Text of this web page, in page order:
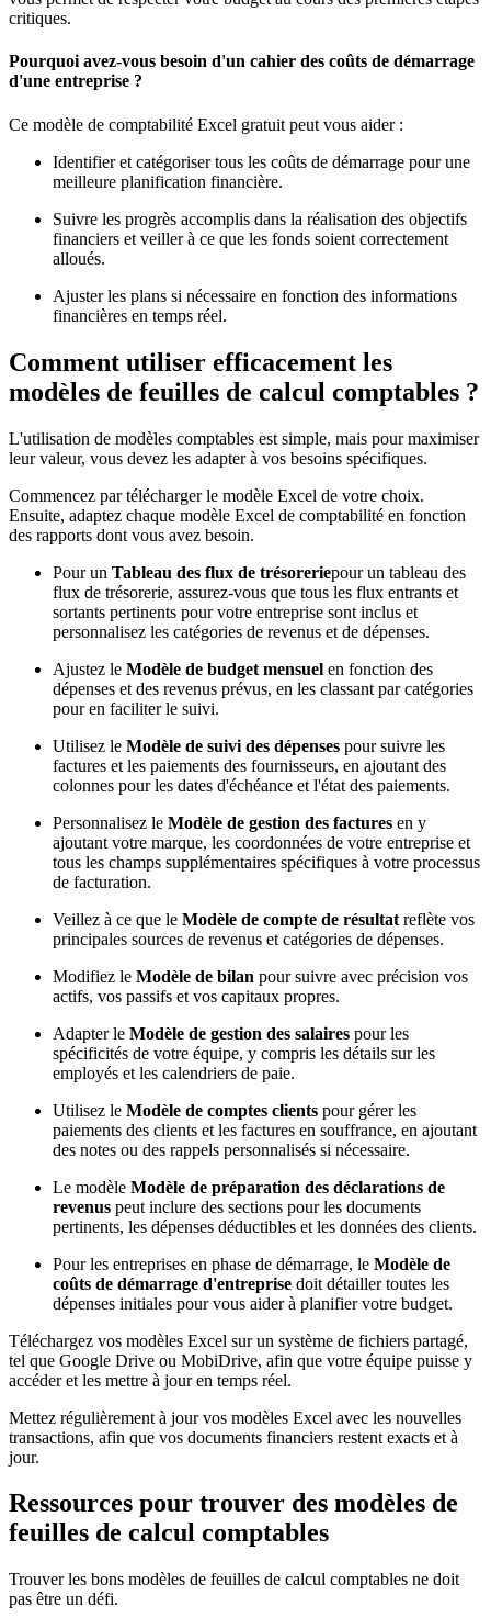
critiques.
Pourquoi avez-vous besoin d'un cahier des coûts de démarrage
d'une entreprise ?
Ce modèle de comptabilité Excel gratuit peut vous aider :
Identifier et catégoriser tous les coûts de démarrage pour une
meilleure planification financière.
Suivre les progrès accomplis dans la réalisation des objectifs
financiers et veiller à ce que les fonds soient correctement
alloués.
Ajuster les plans si nécessaire en fonction des informations
financières en temps réel.
Comment utiliser efficacement les
modèles de feuilles de calcul comptables ?
L'utilisation de modèles comptables est simple, mais pour maximiser
leur valeur, vous devez les adapter à vos besoins spécifiques.
Commencez par télécharger le modèle Excel de votre choix.
Ensuite, adaptez chaque modèle Excel de comptabilité en fonction
des rapports dont vous avez besoin.
Pour un Tableau des flux de trésoreriepour un tableau des
flux de trésorerie, assurez-vous que tous les flux entrants et
sortants pertinents pour votre entreprise sont inclus et
personnalisez les catégories de revenus et de dépenses.
Ajustez le Modèle de budget mensuel en fonction des
dépenses et des revenus prévus, en les classant par catégories
pour en faciliter le suivi.
Utilisez le Modèle de suivi des dépenses pour suivre les
factures et les paiements des fournisseurs, en ajoutant des
colonnes pour les dates d'échéance et l'état des paiements.
Personnalisez le Modèle de gestion des factures en y
ajoutant votre marque, les coordonnées de votre entreprise et
tous les champs supplémentaires spécifiques à votre processus
de facturation.
Veillez à ce que le Modèle de compte de résultat reflète vos
principales sources de revenus et catégories de dépenses.
Modifiez le Modèle de bilan pour suivre avec précision vos
actifs, vos passifs et vos capitaux propres.
Adapter le Modèle de gestion des salaires pour les
spécificités de votre équipe, y compris les détails sur les
employés et les calendriers de paie.
Utilisez le Modèle de comptes clients pour gérer les
paiements des clients et les factures en souffrance, en ajoutant
des notes ou des rappels personnalisés si nécessaire.
Le modèle Modèle de préparation des déclarations de
revenus peut inclure des sections pour les documents
pertinents, les dépenses déductibles et les données des clients.
Pour les entreprises en phase de démarrage, le Modèle de
coûts de démarrage d'entreprise doit détailler toutes les
dépenses initiales pour vous aider à planifier votre budget.
Téléchargez vos modèles Excel sur un système de fichiers partagé,
tel que Google Drive ou MobiDrive, afin que votre équipe puisse y
accéder et les mettre à jour en temps réel.
Mettez régulièrement à jour vos modèles Excel avec les nouvelles
transactions, afin que vos documents financiers restent exacts et à
jour.
Ressources pour trouver des modèles de
feuilles de calcul comptables
Trouver les bons modèles de feuilles de calcul comptables ne doit
pas être un défi.